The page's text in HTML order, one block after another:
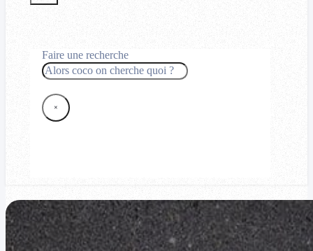
Faire une recherche
Rechercher
×